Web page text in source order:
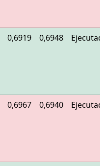
0,6919 0,6948
0,6967 0,6940